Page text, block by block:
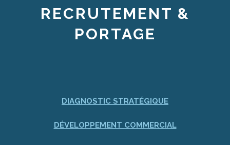
RECRUTEMENT &
PORTAGE
DIAGNOSTIC STRATÉGIQUE
DÉVELOPPEMENT COMMERCIAL